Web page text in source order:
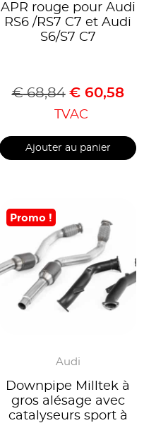
APR rouge pour Audi
RS6 /RS7 C7 et Audi
S6/S7 C7
€68,84 €60,58
TVAC
Ajouter au panier
Promo !
Audi
Downpipe Milltek à
gros alésage avec
catalyseurs sport à